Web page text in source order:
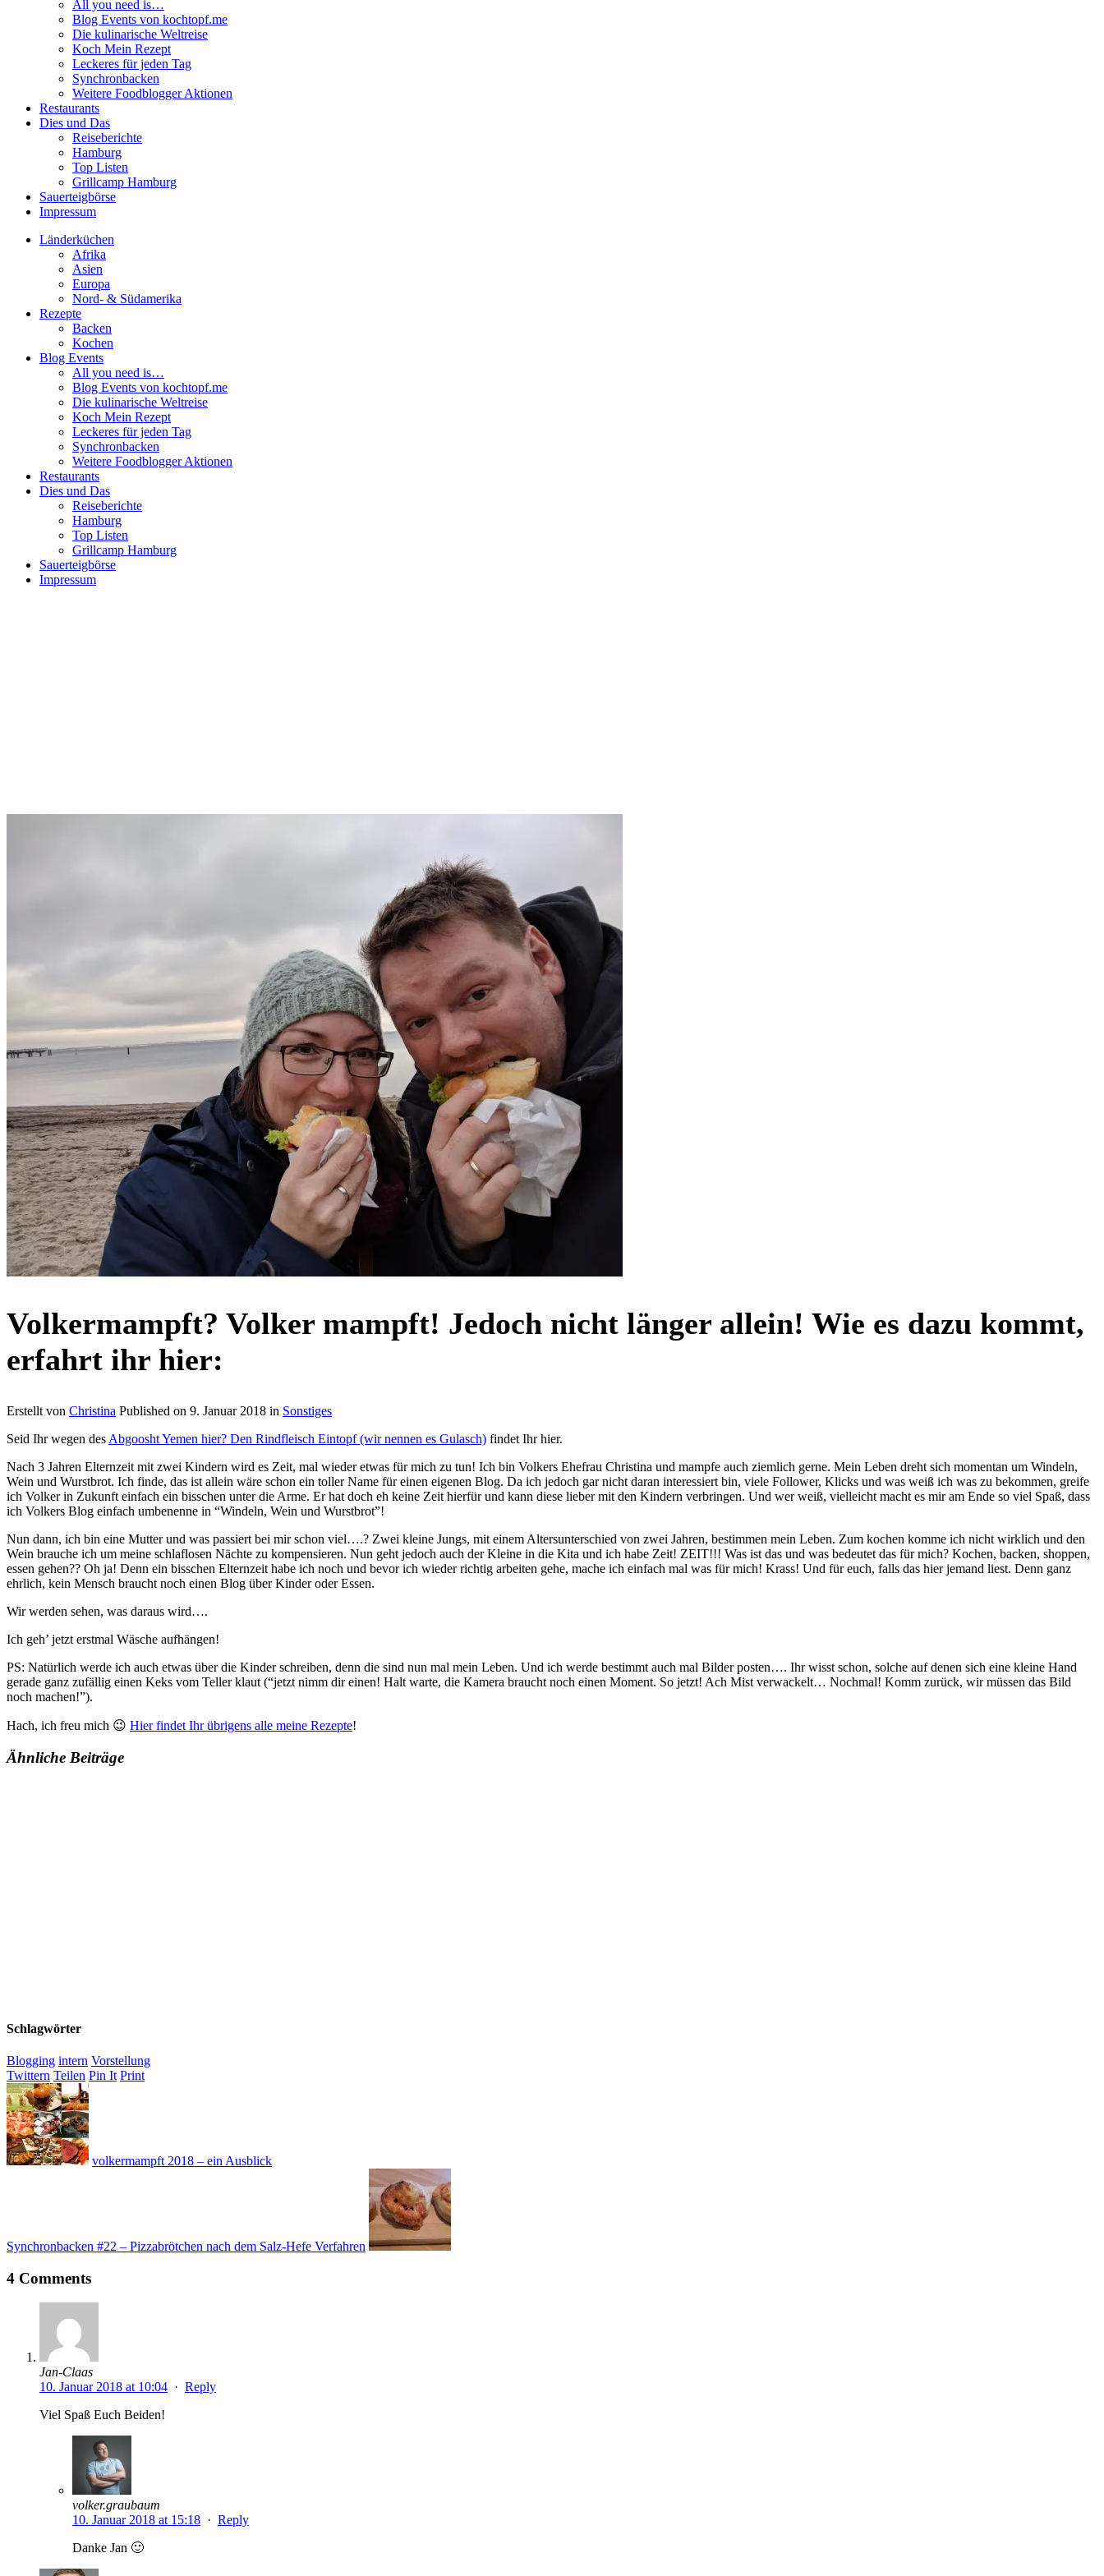
All you need is…
Blog Events von kochtopf.me
Die kulinarische Weltreise
Koch Mein Rezept
Leckeres für jeden Tag
Synchronbacken
Weitere Foodblogger Aktionen
Restaurants
Dies und Das
Reiseberichte
Hamburg
Top Listen
Grillcamp Hamburg
Sauerteigbörse
Impressum
Länderküchen
Afrika
Asien
Europa
Nord- & Südamerika
Rezepte
Backen
Kochen
Blog Events
All you need is…
Blog Events von kochtopf.me
Die kulinarische Weltreise
Koch Mein Rezept
Leckeres für jeden Tag
Synchronbacken
Weitere Foodblogger Aktionen
Restaurants
Dies und Das
Reiseberichte
Hamburg
Top Listen
Grillcamp Hamburg
Sauerteigbörse
Impressum
Volkermampft? Volker mampft! Jedoch nicht länger allein! Wie es dazu kommt,
erfahrt ihr hier:
Erstellt von Christina Published on 9. Januar 2018 in Sonstiges
Seid Ihr wegen des Abgoosht Yemen hier? Den Rindfleisch Eintopf (wir nennen es Gulasch) findet Ihr hier.
Nach 3 Jahren Elternzeit mit zwei Kindern wird es Zeit, mal wieder etwas für mich zu tun! Ich bin Volkers Ehefrau Christina und mampfe auch ziemlich gerne. Mein Leben dreht sich momentan um Windeln,
Wein und Wurstbrot. Ich finde, das ist allein wäre schon ein toller Name für einen eigenen Blog. Da ich jedoch gar nicht daran interessiert bin, viele Follower, Klicks und was weiß ich was zu bekommen, greife
ich Volker in Zukunft einfach ein bisschen unter die Arme. Er hat doch eh keine Zeit hierfür und kann diese lieber mit den Kindern verbringen. Und wer weiß, vielleicht macht es mir am Ende so viel Spaß, dass
ich Volkers Blog einfach umbenenne in “Windeln, Wein und Wurstbrot”!
Nun dann, ich bin eine Mutter und was passiert bei mir schon viel….? Zwei kleine Jungs, mit einem Altersunterschied von zwei Jahren, bestimmen mein Leben. Zum kochen komme ich nicht wirklich und den
Wein brauche ich um meine schlaflosen Nächte zu kompensieren. Nun geht jedoch auch der Kleine in die Kita und ich habe Zeit! ZEIT!!! Was ist das und was bedeutet das für mich? Kochen, backen, shoppen,
essen gehen?? Oh ja! Denn ein bisschen Elternzeit habe ich noch und bevor ich wieder richtig arbeiten gehe, mache ich einfach mal was für mich! Krass! Und für euch, falls das hier jemand liest. Denn ganz
ehrlich, kein Mensch braucht noch einen Blog über Kinder oder Essen.
Wir werden sehen, was daraus wird….
Ich geh’ jetzt erstmal Wäsche aufhängen!
PS: Natürlich werde ich auch etwas über die Kinder schreiben, denn die sind nun mal mein Leben. Und ich werde bestimmt auch mal Bilder posten…. Ihr wisst schon, solche auf denen sich eine kleine Hand
gerade ganz zufällig einen Keks vom Teller klaut (“jetzt nimm dir einen! Halt warte, die Kamera braucht noch einen Moment. So jetzt! Ach Mist verwackelt… Nochmal! Komm zurück, wir müssen das Bild
noch machen!”).
Hach, ich freu mich 😉 Hier findet Ihr übrigens alle meine Rezepte!
Ähnliche Beiträge
Schlagwörter
Blogging intern Vorstellung
Twittern Teilen Pin It Print
volkermampft 2018 – ein Ausblick
Synchronbacken #22 – Pizzabrötchen nach dem Salz-Hefe Verfahren
4 Comments
Jan-Claas
10. Januar 2018 at 10:04 · Reply
Viel Spaß Euch Beiden!
volker.graubaum
10. Januar 2018 at 15:18 · Reply
Danke Jan 🙂